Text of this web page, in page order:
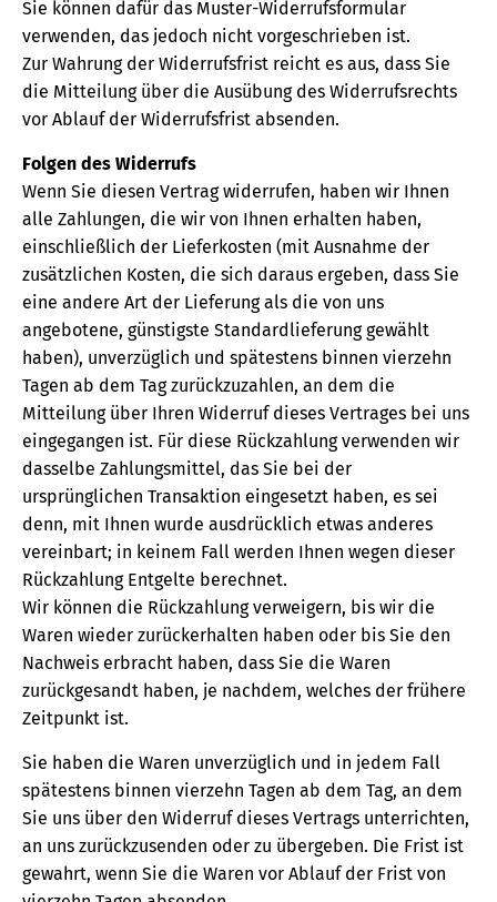
Sie können dafür das Muster-Widerrufsformular
verwenden, das jedoch nicht vorgeschrieben ist.
Zur Wahrung der Widerrufsfrist reicht es aus, dass Sie
die Mitteilung über die Ausübung des Widerrufsrechts
vor Ablauf der Widerrufsfrist absenden.
Folgen des Widerrufs
Wenn Sie diesen Vertrag widerrufen, haben wir Ihnen
alle Zahlungen, die wir von Ihnen erhalten haben,
einschließlich der Lieferkosten (mit Ausnahme der
zusätzlichen Kosten, die sich daraus ergeben, dass Sie
eine andere Art der Lieferung als die von uns
angebotene, günstigste Standardlieferung gewählt
haben), unverzüglich und spätestens binnen vierzehn
Tagen ab dem Tag zurückzuzahlen, an dem die
Mitteilung über Ihren Widerruf dieses Vertrages bei uns
eingegangen ist. Für diese Rückzahlung verwenden wir
dasselbe Zahlungsmittel, das Sie bei der
ursprünglichen Transaktion eingesetzt haben, es sei
denn, mit Ihnen wurde ausdrücklich etwas anderes
vereinbart; in keinem Fall werden Ihnen wegen dieser
Rückzahlung Entgelte berechnet.
Wir können die Rückzahlung verweigern, bis wir die
Waren wieder zurückerhalten haben oder bis Sie den
Nachweis erbracht haben, dass Sie die Waren
zurückgesandt haben, je nachdem, welches der frühere
Zeitpunkt ist.
Sie haben die Waren unverzüglich und in jedem Fall
spätestens binnen vierzehn Tagen ab dem Tag, an dem
Sie uns über den Widerruf dieses Vertrags unterrichten,
an uns zurückzusenden oder zu übergeben. Die Frist ist
gewahrt, wenn Sie die Waren vor Ablauf der Frist von